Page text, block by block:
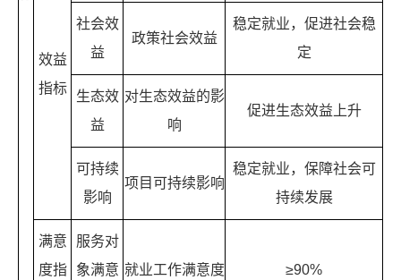
效益
指标
社会效
益
政策社会效益
稳定就业，促进社会稳
定
生态效
益
对生态效益的影
响
促进生态效益上升
可持续
影响
项目可持续影响
稳定就业，保障社会可
持续发展
满意
度指
服务对
象满意 就业工作满意度 ≥90%